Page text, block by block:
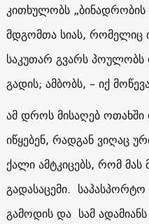
კითხულობს
მდგომთა სიას, რომელიც
საკუთარ გვარს
გადის; ამბობს, – იქ
ამ დროს მისაღებ
იწყებენ, რადგან ვიღაც
ქალი ამტკიცებს, რომ
გადასაცემი.
გამოდის და სამ